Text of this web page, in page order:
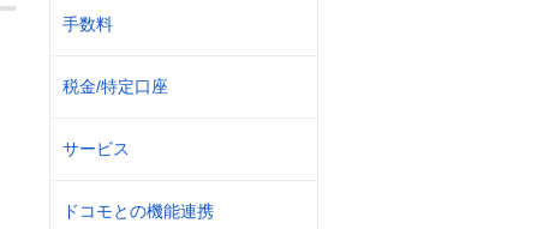
手数料
税金/特定口座
サービス
ドコモとの機能連携